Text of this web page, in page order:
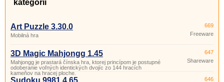
kategórii
Art Puzzle 3.30.0
Mobilná hra
669
Freeware
3D Magic Mahjongg 1.45
Mahjongg je prastará čínska hra, ktorej princípom je postupné
odoberanie voľných identických dvojíc zo 144 hracích
kameňov na hracej ploche.
647
Shareware
Sudoku 9981 4.65
646